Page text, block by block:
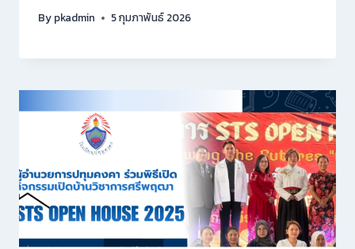
By pkadmin 5 กุมภาพันธ์ 2026